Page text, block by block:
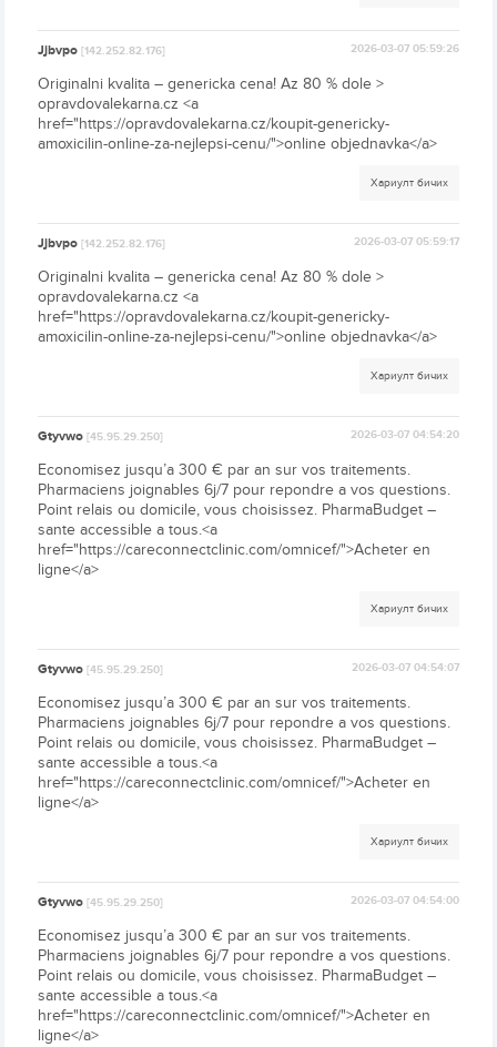
Jjbvpo[142.252.82.176] 2026-03-07 05:59:26
Originalni kvalita – genericka cena! Az 80 % dole >
opravdovalekarna.cz <a
href="https://opravdovalekarna.cz/koupit-genericky-
amoxicilin-online-za-nejlepsi-cenu/">online objednavka</a>
Хариулт бичих
Jjbvpo[142.252.82.176] 2026-03-07 05:59:17
Originalni kvalita – genericka cena! Az 80 % dole >
opravdovalekarna.cz <a
href="https://opravdovalekarna.cz/koupit-genericky-
amoxicilin-online-za-nejlepsi-cenu/">online objednavka</a>
Хариулт бичих
Gtyvwo[45.95.29.250] 2026-03-07 04:54:20
Economisez jusqu’a 300 € par an sur vos traitements.
Pharmaciens joignables 6j/7 pour repondre a vos questions.
Point relais ou domicile, vous choisissez. PharmaBudget –
sante accessible a tous.<a
href="https://careconnectclinic.com/omnicef/">Acheter en
ligne</a>
Хариулт бичих
Gtyvwo[45.95.29.250] 2026-03-07 04:54:07
Economisez jusqu’a 300 € par an sur vos traitements.
Pharmaciens joignables 6j/7 pour repondre a vos questions.
Point relais ou domicile, vous choisissez. PharmaBudget –
sante accessible a tous.<a
href="https://careconnectclinic.com/omnicef/">Acheter en
ligne</a>
Хариулт бичих
Gtyvwo[45.95.29.250] 2026-03-07 04:54:00
Economisez jusqu’a 300 € par an sur vos traitements.
Pharmaciens joignables 6j/7 pour repondre a vos questions.
Point relais ou domicile, vous choisissez. PharmaBudget –
sante accessible a tous.<a
href="https://careconnectclinic.com/omnicef/">Acheter en
ligne</a>